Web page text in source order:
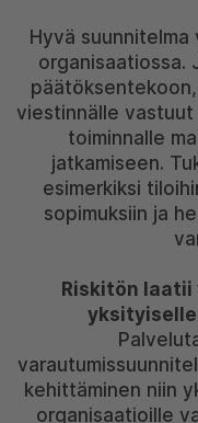
Hyvä
organisaatiossa.
viestinnälle
toiminnalle
jatkamiseen.
esimerkiksi
sopimuksiin ja
Riskitön
kehittäminen niin
organisaatioille